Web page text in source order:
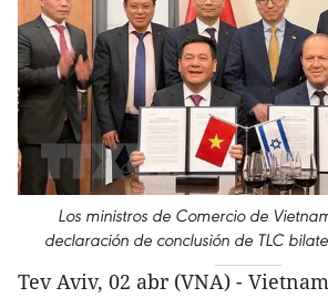
Los ministros de Comercio de
declaración de conclusión de TLC
Tev Aviv, 02 abr (VNA) -